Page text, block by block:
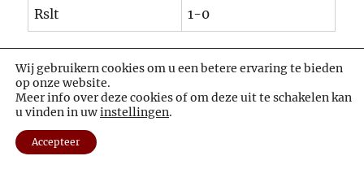
Rslt 1-0
Wit Izzy Vandenbussche
Zwart
Rslt
Wij gebruikern cookies om u een betere ervaring te bieden
op onze website.
Meer info over deze cookies of om deze uit te schakelen kan
u vinden in uwinstellingen.
Accepteer